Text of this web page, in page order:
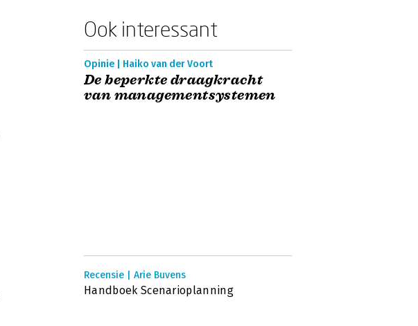
Ook interessant
Opinie | Haiko van der Voort
De beperkte draagkracht
van managementsystemen
Recensie | Arie Buvens
Handboek Scenarioplanning